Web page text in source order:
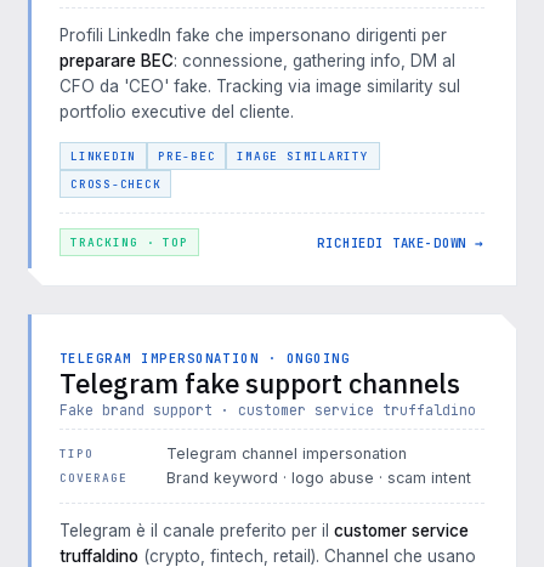
Profili LinkedIn fake che impersonano dirigenti per
preparare BEC: connessione, gathering info, DM al
CFO da 'CEO' fake. Tracking via image similarity sul
portfolio executive del cliente.
LINKEDIN PRE-BEC
IMAGE SIMILARITY
CROSS-CHECK
TRACKING · TOP RICHIEDI TAKE-DOWN →
TELEGRAM IMPERSONATION · ONGOING
Telegram fake support channels
Fake brand support · customer service truffaldino
TIPO Telegram channel impersonation
COVERAGE Brand keyword · logo abuse · scam intent
Telegram è il canale preferito per il customer service
truffaldino (crypto, fintech, retail). Channel che usano